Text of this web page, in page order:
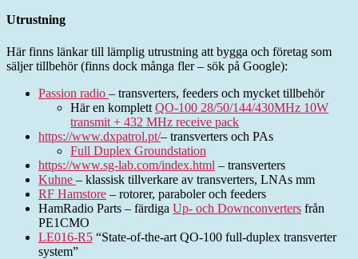
Utrustning
Här finns länkar till lämplig utrustning att bygga och företag som
säljer tillbehör (finns dock många fler – sök på Google):
Passion radio – transverters, feeders och mycket tillbehör
Här en komplett QO-100 28/50/144/430MHz 10W
transmit + 432 MHz receive pack
https://www.dxpatrol.pt/– transverters och PAs
Full Duplex Groundstation
https://www.sg-lab.com/index.html – transverters
Kuhne – klassisk tillverkare av transverters, LNAs mm
RF Hamstore – rotorer, paraboler och feeders
HamRadio Parts – färdiga Up- och Downconverters från
PE1CMO
LE016-R5 “State-of-the-art QO-100 full-duplex transverter
system”